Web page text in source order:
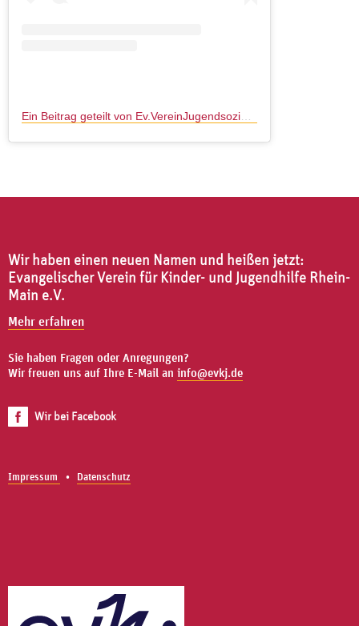
Wir haben einen neuen Namen und heißen jetzt:
Evangelischer Verein für Kinder- und Jugendhilfe Rhein-
Main e.V.
Mehr erfahren
Sie haben Fragen oder Anregungen?
Wir freuen uns auf Ihre E-Mail an info@evkj.de
Wir bei Facebook
Impressum Datenschutz